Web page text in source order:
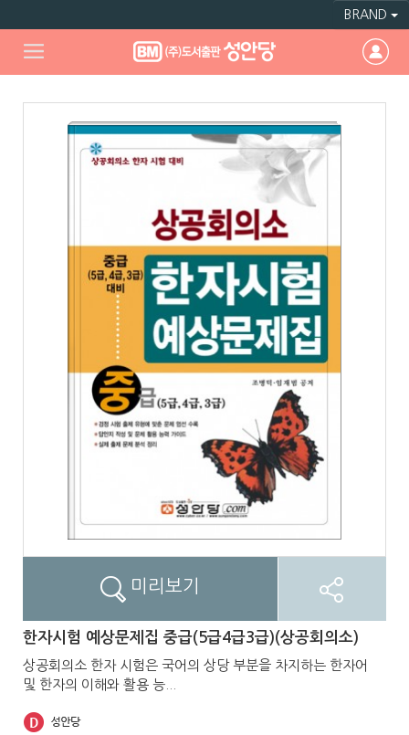
BRAND
미리보기
한자시험 예상문제집 중급(5급4급3급)(상공회의소)
상공회의소 한자 시험은 국어의 상당 부분을 차지하는 한자어
및 한자의 이해와 활용 능...